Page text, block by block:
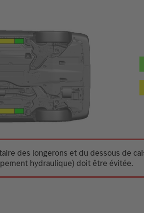
des longerons et du dessous de
hydraulique) doit être évitée.